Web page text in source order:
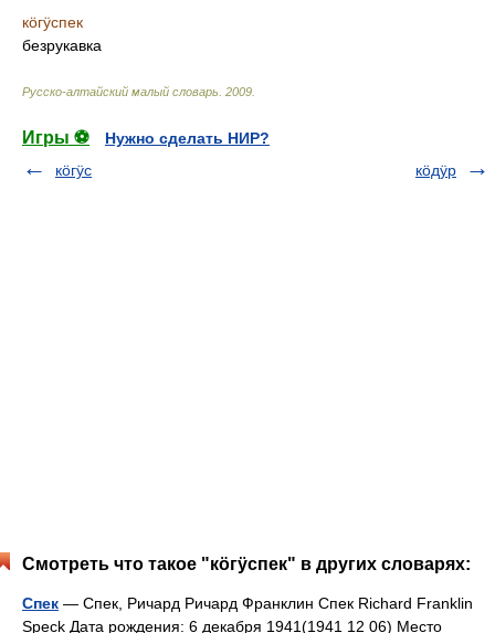
кӧгӱспек
безрукавка
Русско-алтайский малый словарь 2009
Игры ⚽
Нужно сделать НИР?
кӧгӱс
кӧдӱр
Смотреть что такое "кӧгӱспек" в других словарях:
Спек — Спек, Ричард Ричард Франклин Спек Richard Franklin
Speck Дата рождения: 6 декабря 1941(1941 12 06) Место